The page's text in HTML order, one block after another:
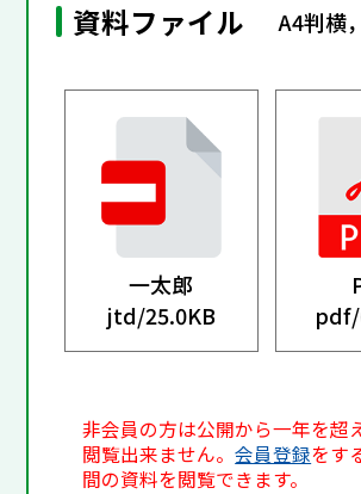
資料ファイル A4判横
一太郎
jtd/25.0KB
pdf/
非会員の方は公開から一年を超
閲覧出来ません。会員登録をす
間の資料を閲覧できます。